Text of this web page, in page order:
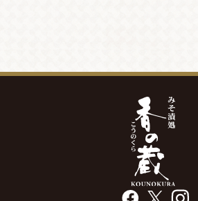
facebook instagram